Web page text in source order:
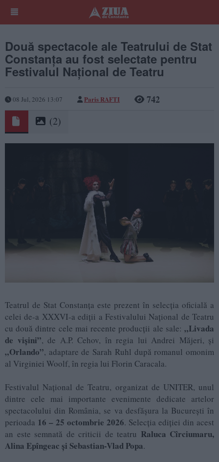
Două spectacole ale Teatrului de Stat
Constanța au fost selectate pentru
Festivalul Național de Teatru
08 Jul, 2026 13:07 Paris RAFTI 742
(2)
Teatrul de Stat Constanța este prezent în selecția oficială a
celei de-a XXXVI-a ediții a Festivalului Național de Teatru
cu două dintre cele mai recente producții ale sale: „Livada
de vișini”, de A.P. Cehov, în regia lui Andrei Măjeri, și
„Orlando”, adaptare de Sarah Ruhl după romanul omonim
al Virginiei Woolf, în regia lui Florin Caracala.
Festivalul Național de Teatru, organizat de UNITER, unul
dintre cele mai importante evenimente dedicate artelor
spectacolului din România, se va desfășura la București în
perioada 16 – 25 octombrie 2026. Selecția ediției din acest
an este semnată de criticii de teatru Raluca Cîrciumaru,
Alina Epîngeac și Sebastian-Vlad Popa.